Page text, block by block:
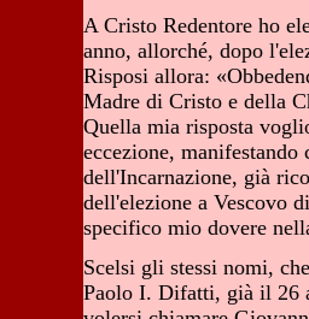
A Cristo Redentore ho
anno, allorché, dopo
Risposi allora:
Madre di Cristo e della
Quella mia risposta
eccezione,
dell'Incarnazione, già
dell'elezione a Vescovo
specifico mio dovere
Scelsi gli stessi nomi,
Paolo I. Difatti, già il 26